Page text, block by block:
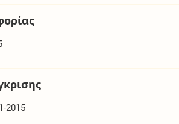
2015